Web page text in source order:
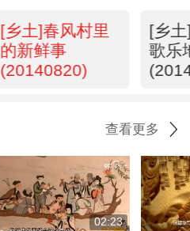
[乡土]春风村里
的新鲜事
(20140820)
[乡
歌乐
查看更多
02:23